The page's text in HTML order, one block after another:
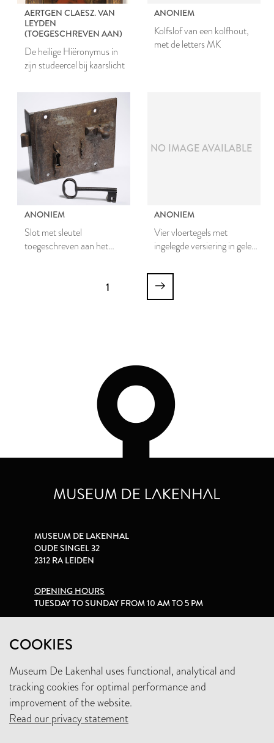
AERTGEN CLAESZ. VAN
LEYDEN
(TOEGESCHREVEN AAN)
De heilige Hiëronymus in
zijn studeercel bij kaarslicht
ANONIEM
Kolfslof van een kolfhout,
met de letters MK
ANONIEM
Slot met sleutel
toegeschreven aan het
NO IMAGE AVAILABLE
ANONIEM
Vier vloertegels met
ingelegde versiering in gele
vormend
1
COOKIES
Museum De Lakenhal uses functional, analytical and
tracking cookies for optimal performance and
improvement of the website.
Read our privacy statement
MUSEUM DE LAKENHAL
OUDE SINGEL 32
2312 RA LEIDEN
OPENING HOURS
TUESDAY TO SUNDAY FROM 10 AM TO 5 PM
+31 (0)71 5165360
INFO@LAKENHAL.NL
SUPPORT THE MUSEUM